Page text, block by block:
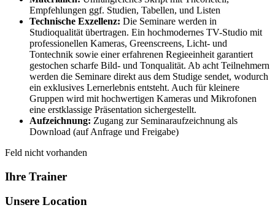
Empfehlungen ggf. Studien, Tabellen, und Listen
Technische Exzellenz: Die Seminare werden in
Studioqualität übertragen. Ein hochmodernes TV-Studio mit
professionellen Kameras, Greenscreens, Licht- und
Tontechnik sowie einer erfahrenen Regieeinheit garantiert
gestochen scharfe Bild- und Tonqualität. Ab acht Teilnehmern
werden die Seminare direkt aus dem Studige sendet, wodurch
ein exklusives Lernerlebnis entsteht. Auch für kleinere
Gruppen wird mit hochwertigen Kameras und Mikrofonen
eine erstklassige Präsentation sichergestellt.
Aufzeichnung: Zugang zur Seminaraufzeichnung als
Download (auf Anfrage und Freigabe)
Feld nicht vorhanden
Ihre Trainer
Unsere Location